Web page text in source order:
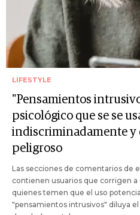
LIFESTYLE
"Pensamientos
psicológico que se se
indiscriminadamente y
peligroso
Las secciones de comentarios de
contienen usuarios que corrigen
quienes temen que el uso
"pensamientos intrusivos" diluya